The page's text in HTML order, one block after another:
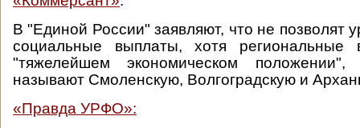
В "Единой России" заявляют, что не позволят
социальные выплаты, хотя региональные
"тяжелейшем экономическом
называют Смоленскую, Волгоградскую и
«Правда УРФО»: